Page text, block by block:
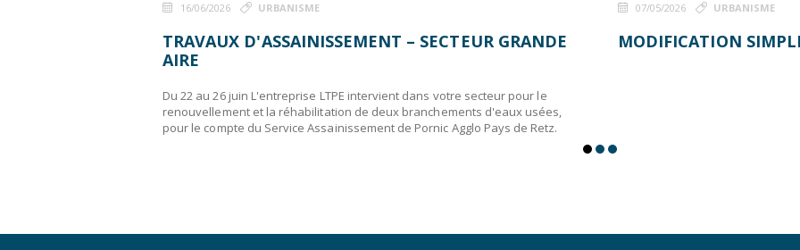
16/06/2026 URBANISME
TRAVAUX D'ASSAINISSEMENT – SECTEUR GRANDE
AIRE
Du 22 au 26 juin L'entreprise LTPE intervient dans votre secteur pour le
renouvellement et la réhabilitation de deux branchements d'eaux usées,
pour le compte du Service Assainissement de Pornic Agglo Pays de Retz.
07/05/2026 URBANISME
MODIFICATION